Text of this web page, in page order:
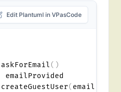
Edit Plantuml in VPasCode
askForEmail ( )
emailProvided
createGuestUser( email